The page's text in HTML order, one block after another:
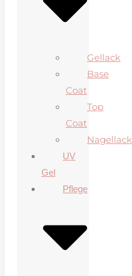
Gellack
Base
Coat
Top
Coat
Nagellack
UV
Gel
Pflege